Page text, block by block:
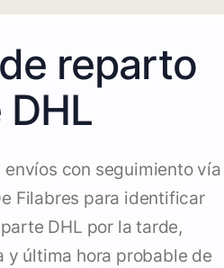
reparto
DHL
con seguimiento vía
Filabres para identificar
DHL por la tarde,
y última hora probable de